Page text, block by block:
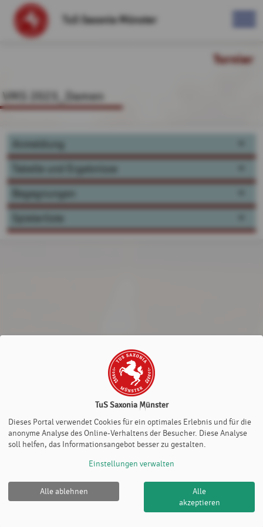
TuS Saxonia Münster
Turnier
VMS 2023_Damen
Anmeldung
Tabelle und Ergebnisse
Begegnungen
TuS Saxonia Münster |
Datenschutz- und
Cookie Policy
TuS Saxonia Münster
Dieses Portal verwendet Cookies für ein optimales Erlebnis und für die
anonyme Analyse des Online-Verhaltens der Besucher. Diese Analyse
soll helfen, das Informationsangebot besser zu gestalten.
Einstellungen verwalten
Alle ablehnen
Alle
akzeptieren